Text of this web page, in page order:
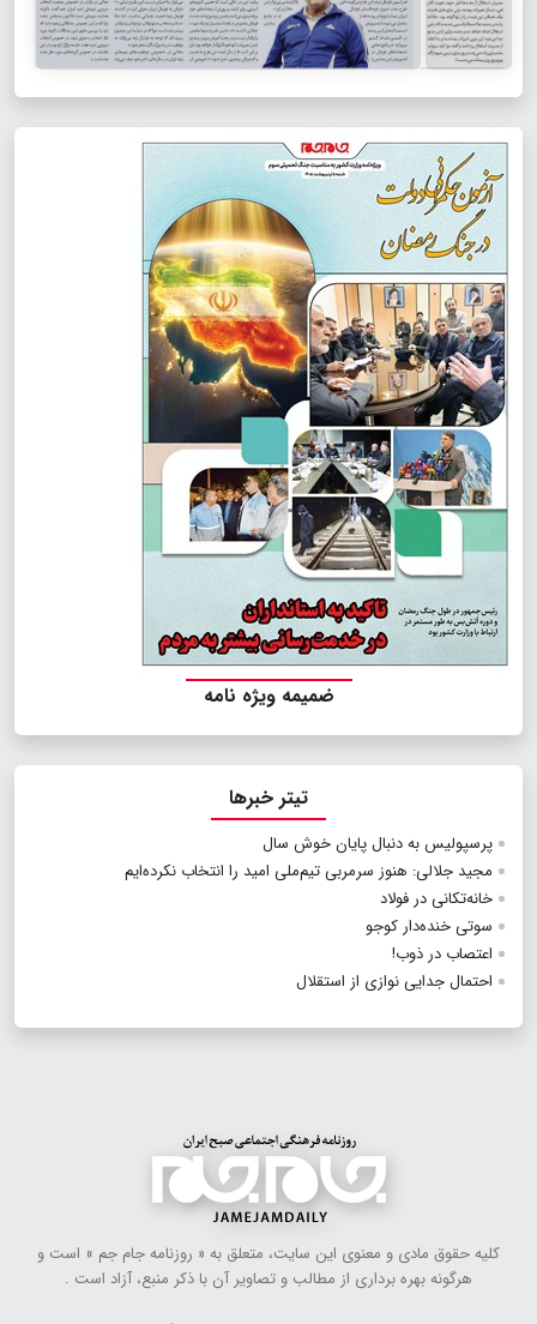
ضمیمه ویژه نامه
تیتر خبرها
پرسپولیس به دنبال پایان خوش سال
مجید جلالی: هنوز سرمربی تیم‌ملی امید را انتخاب نکرده‌ایم
خانه‌تکانی در فولاد
سوتی خنده‌دار کوجو
اعتصاب در ذوب!
احتمال جدایی نوازی از استقلال
كلیه حقوق مادی و معنوی این سایت، متعلق به « روزنامه جام جم » است و
هرگونه بهره ‌برداری از مطالب و تصاویر آن با ذكر منبع، آزاد است .